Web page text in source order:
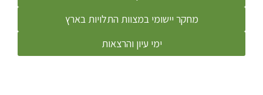
מחקר יישומי במצוות התלויות בארץ
ימי עיון והרצאות